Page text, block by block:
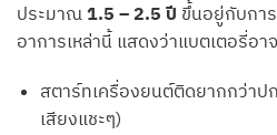
ประมาณ 1.5 – 2.5 ปี ขึ้นอยู่กับกา
อาการเหล่านี้ แสดงว่าแบตเตอรี่อ
สตาร์ทเครื่องยนต์ติดยากกว่าป
เสียงแชะๆ)